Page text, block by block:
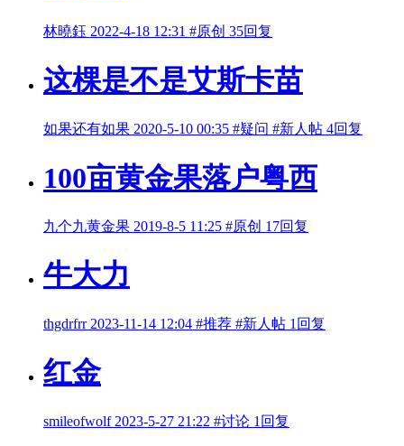
林曉鈺 2022-4-18 12:31 #原创 35回复
这棵是不是艾斯卡苗
如果还有如果 2020-5-10 00:35 #疑问 #新人帖 4回复
100亩黄金果落户粤西
九个九黄金果 2019-8-5 11:25 #原创 17回复
牛大力
thgdrfrr 2023-11-14 12:04 #推荐 #新人帖 1回复
红金
smileofwolf 2023-5-27 21:22 #讨论 1回复